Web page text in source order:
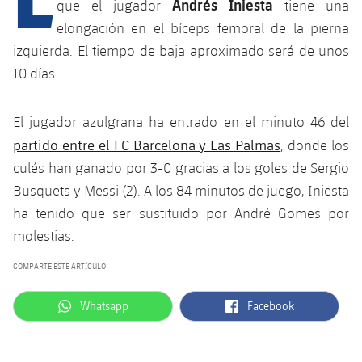
plusicon
más
Spotify Camp Nou
Palau Blaugrana
Estadi Johan Cruyff
Barça Cafe
Ciutat Esportiva
Servicios
SUB13
SUB11 B
SUB10 A
SUB10 B
SUB9 A
SUB9 B
SUB13 B
SUB11 C
Entradas
Resultados
Clasificación
Jugadores
Fotos
Palmarés
Base
Barça Atlètic
Cadete A
Cadete B
Infantil A
Mini
Campus Verano
Actualidad
Calendario
Entradas
Clasificaciones
Barça Atlètic
plusicon
más
Actualidad
Calendario
Resultados
Clasificaciones
plusicon
más
Actualidad
Juvenil
Cadete A
PLUSICON
MÁS
Primer equipo
Actualidad
Barça Atlètic
plusicon
más
que el jugador Andrés Iniesta tiene una
elongación en el bíceps femoral de la pierna
izquierda. El tiempo de baja aproximado será de unos
10 días.
El jugador azulgrana ha entrado en el minuto 46 del
partido entre el FC Barcelona y Las Palmas, donde los
culés han ganado por 3-0 gracias a los goles de Sergio
Busquets y Messi (2). A los 84 minutos de juego, Iniesta
ha tenido que ser sustituido por André Gomes por
molestias.
COMPARTE ESTE ARTÍCULO
label.aria.whatsapp
Whatsapp label.aria.facebook
Facebook